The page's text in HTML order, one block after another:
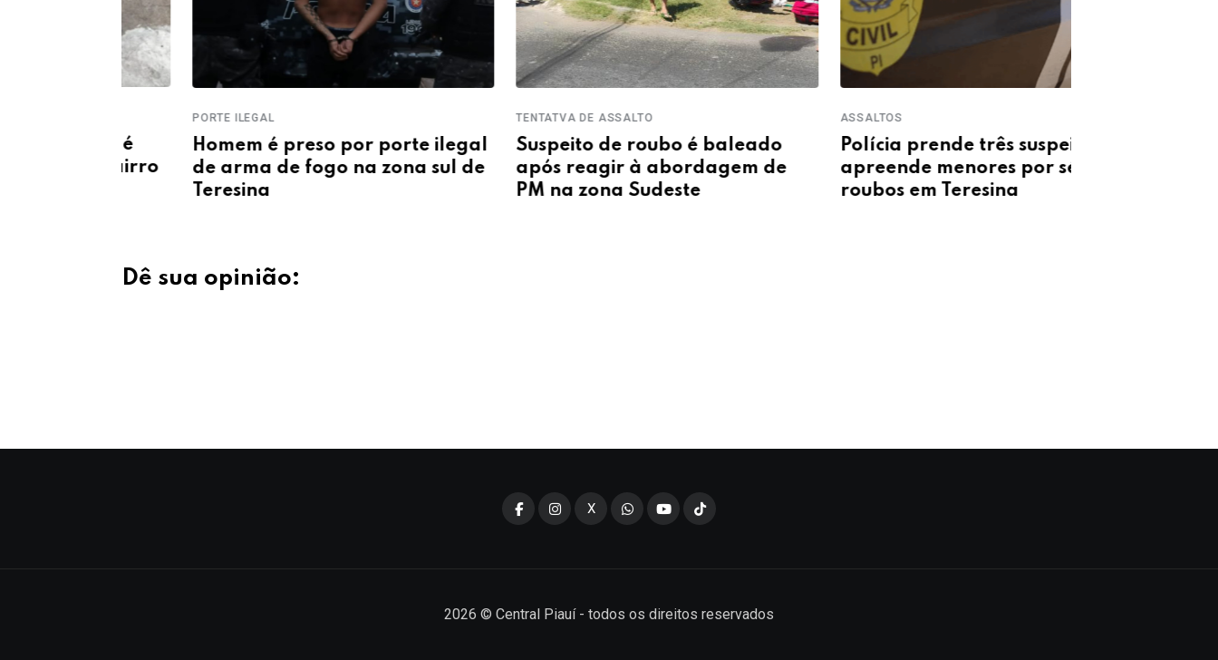
PORTE ILEGAL
Homem é preso por porte ilegal
de arma de fogo na zona sul de
TENTATVA DE ASSALTO
Suspeito de roubo é baleado
após reagir à abordagem de
PM na zona Sudeste
Polícia prende três suspeitos e
apreende menores por série de
roubos em Teresina
Dê sua opinião:
X
2026 © Central Piauí - todos os direitos reservados